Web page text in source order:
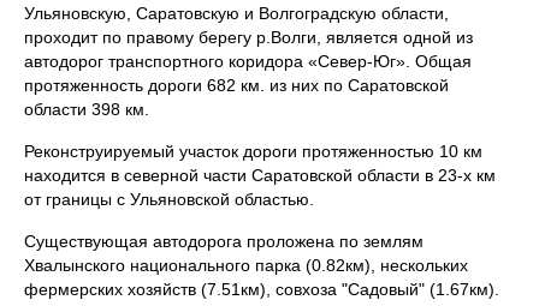
Ульяновскую, Саратовскую и Волгоградскую области,
проходит по правому берегу р.Волги, является одной из
автодорог транспортного коридора «Север-Юг». Общая
протяженность дороги 682 км. из них по Саратовской
области 398 км.
Реконструируемый участок дороги протяженностью 10 км
находится в северной части Саратовской области в 23-х км
от границы с Ульяновской областью.
Существующая автодорога проложена по землям
Хвалынского национального парка (0.82км), нескольких
фермерских хозяйств (7.51км), совхоза "Садовый" (1.67км).